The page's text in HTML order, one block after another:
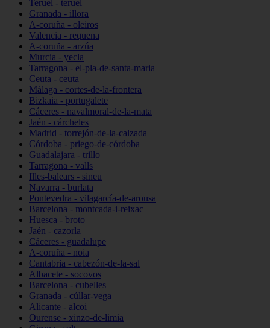
Teruel - teruel
Granada - illora
A-coruña - oleiros
Valencia - requena
A-coruña - arzúa
Murcia - yecla
Tarragona - el-pla-de-santa-maria
Ceuta - ceuta
Málaga - cortes-de-la-frontera
Bizkaia - portugalete
Cáceres - navalmoral-de-la-mata
Jaén - cárcheles
Madrid - torrejón-de-la-calzada
Córdoba - priego-de-córdoba
Guadalajara - trillo
Tarragona - valls
Illes-balears - sineu
Navarra - burlata
Pontevedra - vilagarcía-de-arousa
Barcelona - montcada-i-reixac
Huesca - broto
Jaén - cazorla
Cáceres - guadalupe
A-coruña - noia
Cantabria - cabezón-de-la-sal
Albacete - socovos
Barcelona - cubelles
Granada - cúllar-vega
Alicante - alcoi
Ourense - xinzo-de-limia